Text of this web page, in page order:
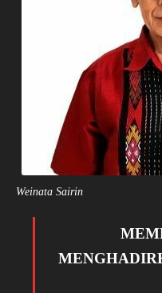
Weinata Sairin